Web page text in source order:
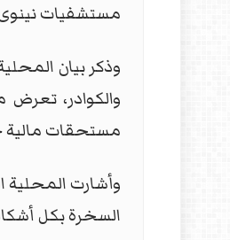
مستشفيات نينوى
وذكر بيان
مستحقات
وأشارت
السخرة بكل